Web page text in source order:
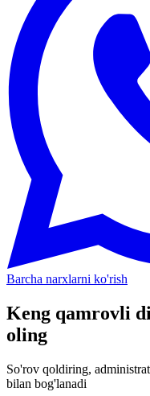
Barcha narxlarni ko'rish
Keng qamrovli
oling
So'rov qoldiring,
bilan bog'lanadi